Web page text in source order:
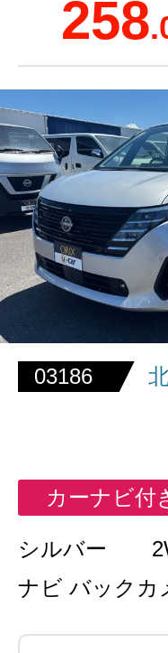
258
03186
カーナビ付
シルバー
ナビ バックカ